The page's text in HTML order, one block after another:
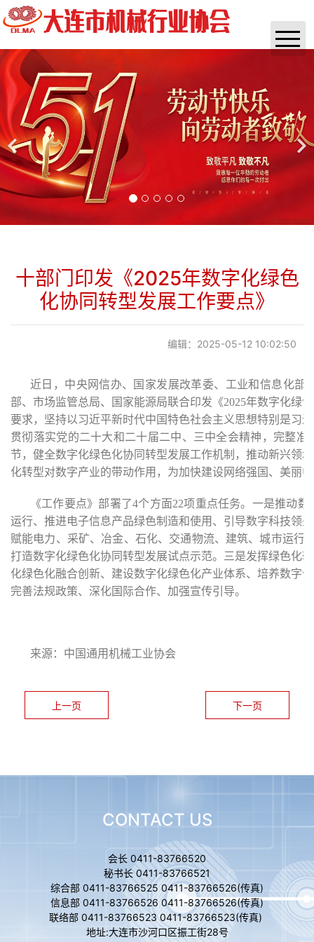
首页
协会概况
通知公告
实时资讯
政策法规
杂志
团体标准
十部门印发《2025年数字化绿色
化协同转型发展工作要点》
编辑：2025-05-12 10:02:50
近日，中央网信办、国家发展改革委、工业和信息化
部、市场监管总局、国家能源局联合印发《2025年数字化绿
要求，坚持以习近平新时代中国特色社会主义思想特别是习
贯彻落实党的二十大和二十届二中、三中全会精神，完整
节，健全数字化绿色化协同转型发展工作机制，推动新兴领
化转型对数字产业的带动作用，为加快建设网络强国、美丽
《工作要点》部署了4个方面22项重点任务。一是推动
运行、推进电子信息产品绿色制造和使用、引导数字科技领
赋能电力、采矿、冶金、石化、交通物流、建筑、城市运
打造数字化绿色化协同转型发展试点示范。三是发挥绿色化
化绿色化融合创新、建设数字化绿色化产业体系、培养数字
完善法规政策、深化国际合作、加强宣传引导。
来源：中国通用机械工业协会
上一页 下一页
CONTACT US
会长 0411-83766520
秘书长 0411-83766521
综合部 0411-83766525 0411-83766526(传真)
信息部 0411-83766526 0411-83766526(传真)
联络部 0411-83766523 0411-83766523(传真)
地址:大连市沙河口区振工街28号